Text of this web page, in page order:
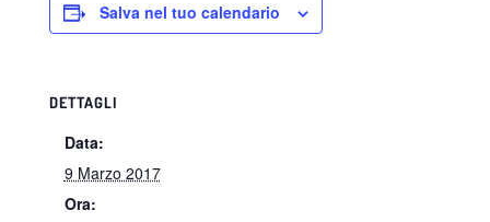
Salva nel tuo calendario
DETTAGLI
Data:
9 Marzo 2017
Ora: